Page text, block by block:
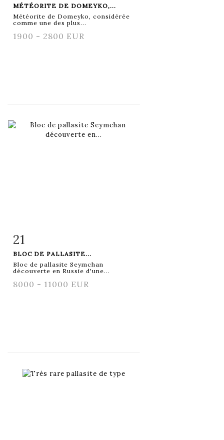
MÉTÉORITE DE DOMEYKO,...
Météorite de Domeyko, considérée
comme une des plus...
1900 - 2800 EUR
Fiche détaillée
21
BLOC DE PALLASITE...
Bloc de pallasite Seymchan
découverte en Russie d'une...
8000 - 11000 EUR